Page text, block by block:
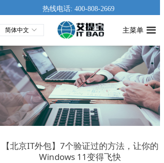
ꀅ
简体中文 끀
热线电话: 400-808-2669
主菜单
【北京IT外包】7个验证过的方法，让你的
Windows 11变得飞快